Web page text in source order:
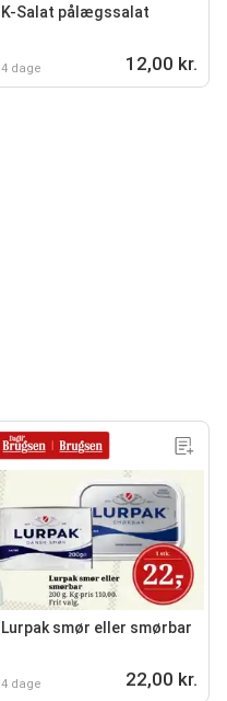
K-Salat pålægssalat
4 dage 12,00 kr.
Lurpak smør eller smørbar
4 dage 22,00 kr.